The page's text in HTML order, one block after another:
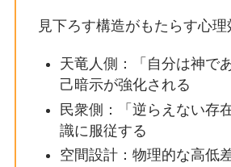
見下ろす構造がもたらす心理
天竜人側：「自分は神で
己暗示が強化される
民衆側：「逆らえない存
識に服従する
空間設計：物理的な高低